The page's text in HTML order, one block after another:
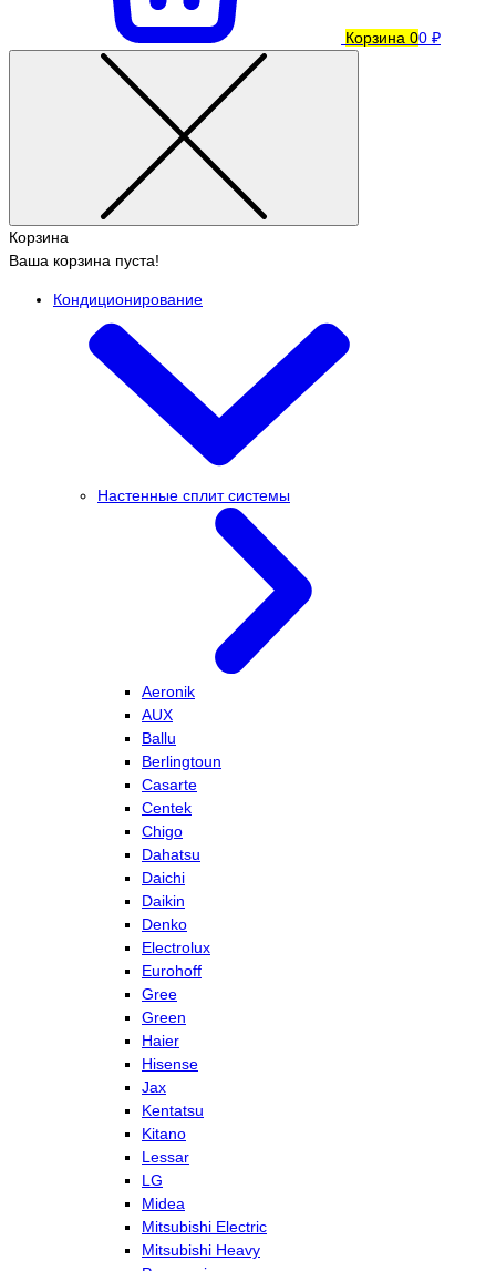
Корзина 00 ₽
Корзина
Ваша корзина пуста!
Кондиционирование
Настенные сплит системы
Aeronik
AUX
Ballu
Berlingtoun
Casarte
Centek
Chigo
Dahatsu
Daichi
Daikin
Denko
Electrolux
Eurohoff
Gree
Green
Haier
Hisense
Jax
Kentatsu
Kitano
Lessar
LG
Midea
Mitsubishi Electric
Mitsubishi Heavy